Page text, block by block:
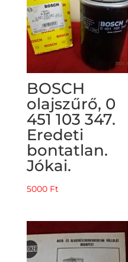
BOSCH
olajszűrő, 0
451 103 347.
Eredeti
bontatlan.
Jókai.
5000 Ft